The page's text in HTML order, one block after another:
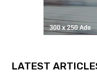
LATEST